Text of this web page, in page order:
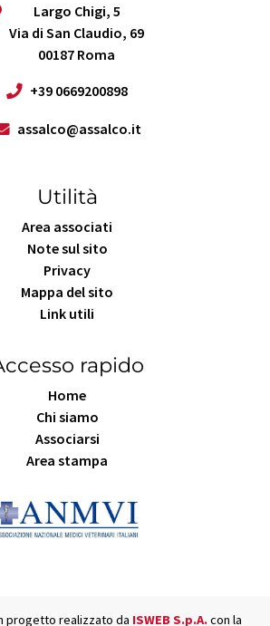
Largo Chigi, 5
Via di San Claudio, 69
00187 Roma
+39 0669200898
assalco@assalco.it
Utilità
Area associati
Note sul sito
Privacy
Mappa del sito
Link utili
rapido
Home
Chi siamo
Associarsi
Area stampa
progetto realizzato da ISWEB S.p.A.con la